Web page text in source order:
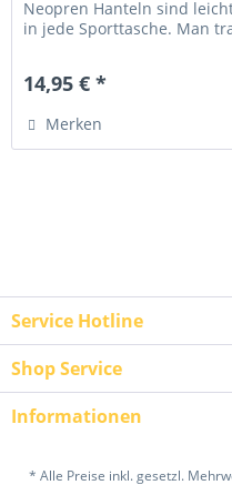
Neopren Hanteln sind
in jede Sporttasche. Man
14,95 € *
Merken
Service Hotline
Shop Service
Informationen
* Alle Preise inkl. gesetzl.